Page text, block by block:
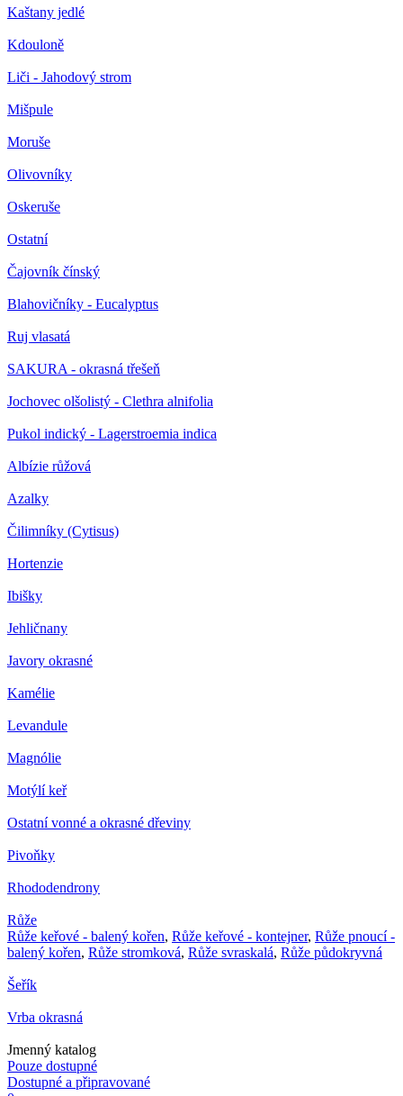
Kaštany jedlé
Kdouloně
Liči - Jahodový strom
Mišpule
Moruše
Olivovníky
Oskeruše
Ostatní
Čajovník čínský
Blahovičníky - Eucalyptus
Ruj vlasatá
SAKURA - okrasná třešeň
Jochovec olšolistý - Clethra alnifolia
Pukol indický - Lagerstroemia indica
Albízie růžová
Azalky
Čilimníky (Cytisus)
Hortenzie
Ibišky
Jehličnany
Javory okrasné
Kamélie
Levandule
Magnólie
Motýlí keř
Ostatní vonné a okrasné dřeviny
Pivoňky
Rhododendrony
Růže
Růže keřové - balený kořen, Růže keřové - kontejner, Růže pnoucí -
balený kořen, Růže stromková, Růže svraskalá, Růže půdokryvná
Šeřík
Vrba okrasná
Jmenný katalog
Pouze dostupné
Dostupné a připravované